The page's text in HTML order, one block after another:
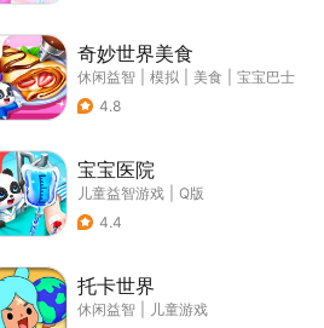
奇妙世界美食
休闲益智 模拟 美食
宝宝巴士
4.8
宝宝医院
儿童益智游戏
Q版
4.4
托卡世界
休闲益智
儿童游戏